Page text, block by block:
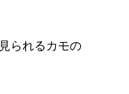
られるカモの